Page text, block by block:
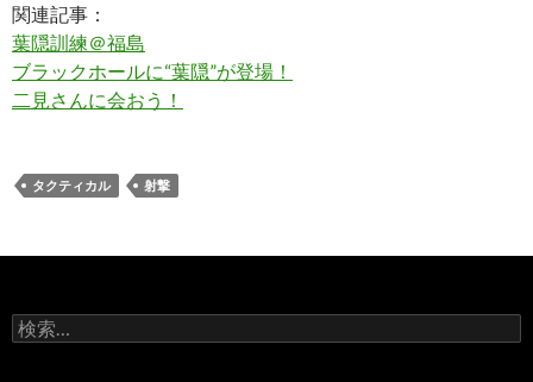
関連記事：
葉隠訓練＠福島
ブラックホールに“葉隠”が登場！
二見さんに会おう！
タクティカル 射撃
検
索